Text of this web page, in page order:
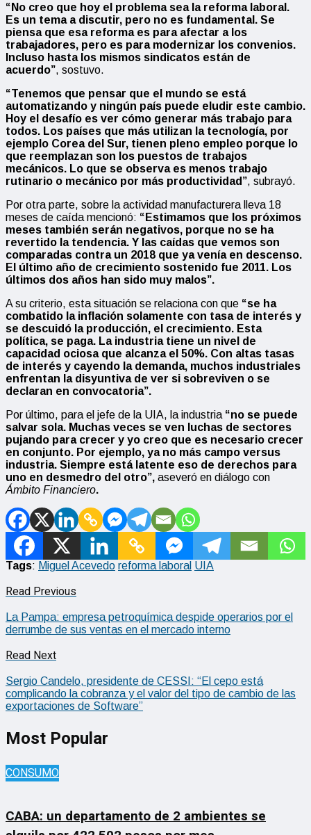
“No creo que hoy el problema sea la reforma laboral.
Es un tema a discutir, pero no es fundamental. Se
piensa que esa reforma es para afectar a los
trabajadores, pero es para modernizar los convenios.
Incluso hasta los mismos sindicatos están de
acuerdo”, sostuvo.
“Tenemos que pensar que el mundo se está
automatizando y ningún país puede eludir este cambio.
Hoy el desafío es ver cómo generar más trabajo para
todos. Los países que más utilizan la tecnología, por
ejemplo Corea del Sur, tienen pleno empleo porque lo
que reemplazan son los puestos de trabajos
mecánicos. Lo que se observa es menos trabajo
rutinario o mecánico por más productividad”, subrayó.
Por otra parte, sobre la actividad manufacturera lleva 18
meses de caída mencionó: “Estimamos que los próximos
meses también serán negativos, porque no se ha
revertido la tendencia. Y las caídas que vemos son
comparadas contra un 2018 que ya venía en descenso.
El último año de crecimiento sostenido fue 2011. Los
últimos dos años han sido muy malos”.
A su criterio, esta situación se relaciona con que “se ha
combatido la inflación solamente con tasa de interés y
se descuidó la producción, el crecimiento. Esta
política, se paga. La industria tiene un nivel de
capacidad ociosa que alcanza el 50%. Con altas tasas
de interés y cayendo la demanda, muchos industriales
enfrentan la disyuntiva de ver si sobreviven o se
declaran en convocatoria”.
Por último, para el jefe de la UIA, la industria “no se puede
salvar sola. Muchas veces se ven luchas de sectores
pujando para crecer y yo creo que es necesario crecer
en conjunto. Por ejemplo, ya no más campo versus
industria. Siempre está latente eso de derechos para
uno en desmedro del otro”, aseveró en diálogo con
Ámbito Financiero.
Tags: Miguel Acevedo reforma laboral UIA
Read Previous
La Pampa: empresa petroquímica despide operarios por el
derrumbe de sus ventas en el mercado interno
Read Next
Sergio Candelo, presidente de CESSI: “El cepo está
complicando la cobranza y el valor del tipo de cambio de las
exportaciones de Software”
Most Popular
CONSUMO
CABA: un departamento de 2 ambientes se